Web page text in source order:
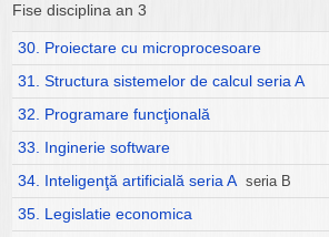
Fise disciplina an 3
30. Proiectare cu microprocesoare
31. Structura sistemelor de calcul seria A
32. Programare funcţională
33. Inginerie software
34. Inteligenţă artificială seria Aseria B
35. Legislatie economica